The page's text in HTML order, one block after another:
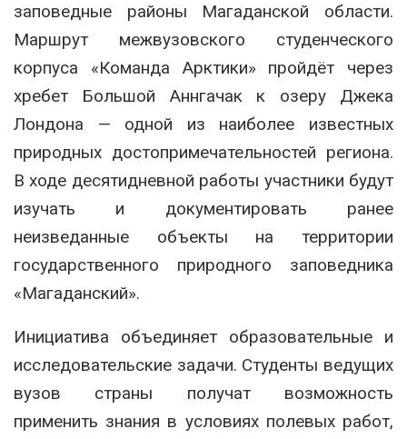
заповедные районы Магаданской области.
Маршрут межвузовского студенческого
корпуса «Команда Арктики» пройдёт через
хребет Большой Аннгачак к озеру Джека
Лондона — одной из наиболее известных
природных достопримечательностей региона.
В ходе десятидневной работы участники будут
изучать и документировать ранее
неизведанные объекты на территории
государственного природного заповедника
«Магаданский».
Инициатива объединяет образовательные и
исследовательские задачи. Студенты ведущих
вузов страны получат возможность
применить знания в условиях полевых работ,